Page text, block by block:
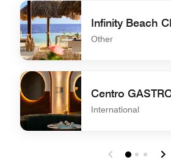
undefined Nautilus Restaurant
Infinity Beach
Other
undefined Infinity Beach Club
Centro
International